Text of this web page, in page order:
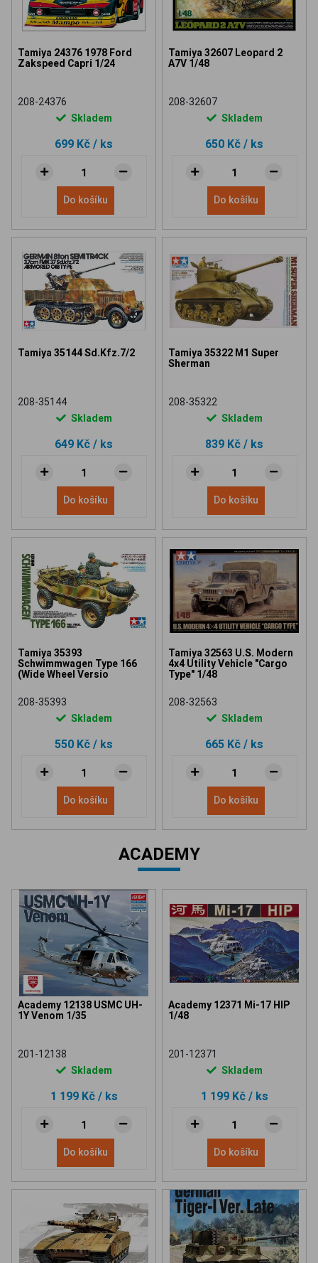
Tamiya 24376 1978 Ford
Zakspeed Capri 1/24
208-24376
Skladem
699 Kč / ks
Do košíku
Tamiya 32607 Leopard 2
A7V 1/48
208-32607
Skladem
650 Kč / ks
Do košíku
Tamiya 35144 Sd.Kfz.7/2
208-35144
Skladem
649 Kč / ks
Do košíku
Tamiya 35322 M1 Super
Sherman
208-35322
Skladem
839 Kč / ks
Do košíku
Tamiya 35393
Schwimmwagen Type 166
(Wide Wheel Versio
208-35393
Skladem
550 Kč / ks
Do košíku
Tamiya 32563 U.S. Modern
4x4 Utility Vehicle "Cargo
Type" 1/48
208-32563
Skladem
665 Kč / ks
Do košíku
ACADEMY
Academy 12138 USMC UH-
1Y Venom 1/35
201-12138
Skladem
1 199 Kč / ks
Do košíku
Academy 12371 Mi-17 HIP
1/48
201-12371
Skladem
1 199 Kč / ks
Do košíku